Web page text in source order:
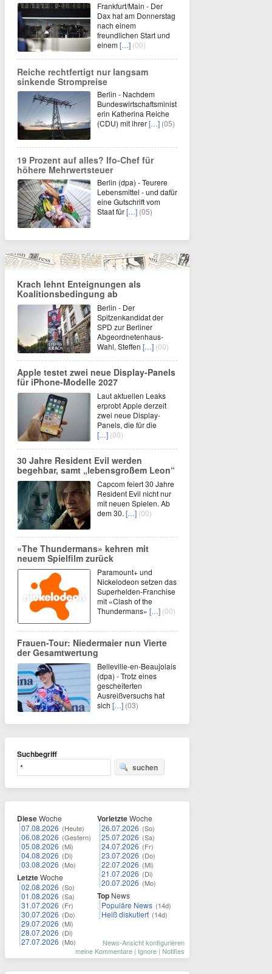
Frankfurt/Main - Der
Dax hat am Donnerstag
nach einem
freundlichen Start und
einem[…] (00)
Reiche rechtfertigt nur langsam
sinkende Strompreise
Berlin - Nachdem
Bundeswirtschaftsminist
erin Katherina Reiche
(CDU) mit ihrer[…] (05)
19 Prozent auf alles? Ifo-Chef für
höhere Mehrwertsteuer
Berlin (dpa) - Teurere
Lebensmittel - und dafür
eine Gutschrift vom
Staat für[…] (05)
Krach lehnt Enteignungen als
Koalitionsbedingung ab
Berlin - Der
Spitzenkandidat der
SPD zur Berliner
Abgeordnetenhaus-
Wahl, Steffen […] (00)
Apple testet zwei neue Display-Panels
für iPhone-Modelle 2027
Laut aktuellen Leaks
erprobt Apple derzeit
zwei neue Display-
Panels, die für die
[…] (00)
30 Jahre Resident Evil werden
begehbar, samt „lebensgroßem Leon“
Capcom feiert 30 Jahre
Resident Evil nicht nur
mit neuen Spielen. Ab
dem 30. […] (00)
«The Thundermans» kehren mit
neuem Spielfilm zurück
Paramount+ und
Nickelodeon setzen das
Superhelden-Franchise
mit «Clash of the
Thundermans» […] (00)
Frauen-Tour: Niedermaier nun Vierte
der Gesamtwertung
Belleville-en-Beaujolais
(dpa) - Trotz eines
gescheiterten
Ausreißversuchs hat
sich […] (03)
Suchbegriff
suchen
DieseWoche
07.08.2026 (Heute)
06.08.2026 (Gestern)
05.08.2026 (Mi)
04.08.2026 (Di)
03.08.2026 (Mo)
LetzteWoche
02.08.2026 (So)
01.08.2026 (Sa)
31.07.2026 (Fr)
30.07.2026 (Do)
29.07.2026 (Mi)
28.07.2026 (Di)
27.07.2026 (Mo)
VorletzteWoche
26.07.2026 (So)
25.07.2026 (Sa)
24.07.2026 (Fr)
23.07.2026 (Do)
22.07.2026 (Mi)
21.07.2026 (Di)
20.07.2026 (Mo)
Top News
Populäre News (14d)
Heiß diskutiert (14d)
News-Ansicht konfigurieren
meine Kommentare | Ignore | Notifies